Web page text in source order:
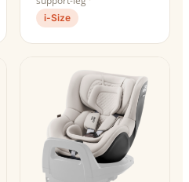
i-Size